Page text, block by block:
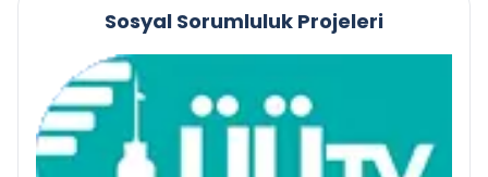
Sosyal Sorumluluk Projeleri